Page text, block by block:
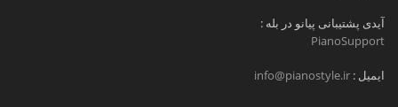
آیدی پشتیبانی پیانو در بله :
PianoSupport
ایمیل : info@pianostyle.ir